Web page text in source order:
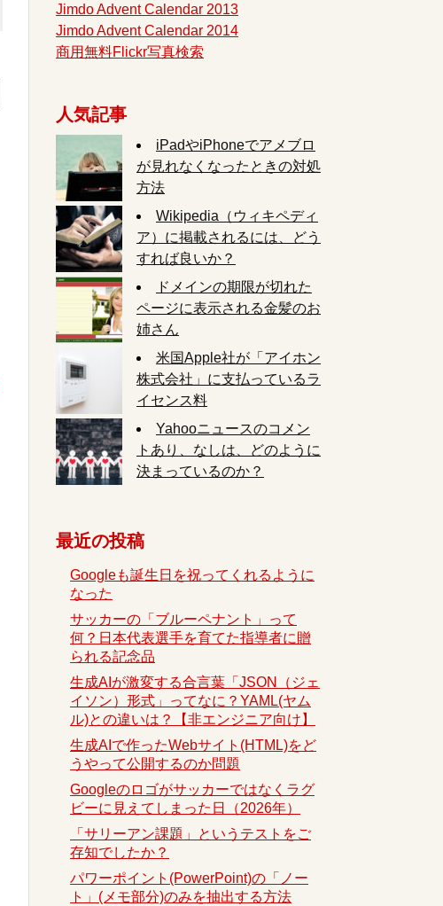
Jimdo Advent Calendar 2013
Jimdo Advent Calendar 2014
商用無料Flickr写真検索
人気記事
iPadやiPhoneでアメブロ
が見れなくなったときの対処
方法
Wikipedia（ウィキペディ
ア）に掲載されるには、どう
すれば良いか？
ドメインの期限が切れた
ページに表示される金髪のお
姉さん
米国Apple社が「アイホン
株式会社」に支払っているラ
イセンス料
Yahooニュースのコメン
トあり、なしは、どのように
決まっているのか？
最近の投稿
Googleも誕生日を祝ってくれるように
なった
サッカーの「ブルーペナント」って
何？日本代表選手を育てた指導者に贈
られる記念品
生成AIが激変する合言葉「JSON（ジェ
イソン）形式」ってなに？YAML(ヤム
ル)との違いは？【非エンジニア向け】
生成AIで作ったWebサイト(HTML)をど
うやって公開するのか問題
Googleのロゴがサッカーではなくラグ
ビーに見えてしまった日（2026年）
「サリーアン課題」というテストをご
存知でしたか？
パワーポイント(PowerPoint)の「ノー
ト」(メモ部分)のみを抽出する方法